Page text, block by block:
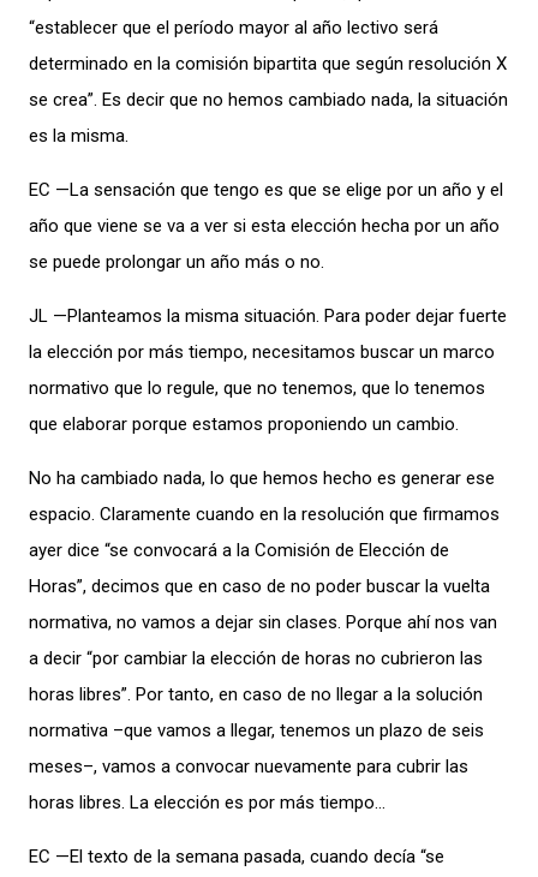
“establecer que el período mayor al año lectivo será
determinado en la comisión bipartita que según resolución X
se crea”. Es decir que no hemos cambiado nada, la situación
es la misma.
EC —La sensación que tengo es que se elige por un año y el
año que viene se va a ver si esta elección hecha por un año
se puede prolongar un año más o no.
JL —Planteamos la misma situación. Para poder dejar fuerte
la elección por más tiempo, necesitamos buscar un marco
normativo que lo regule, que no tenemos, que lo tenemos
que elaborar porque estamos proponiendo un cambio.
No ha cambiado nada, lo que hemos hecho es generar ese
espacio. Claramente cuando en la resolución que firmamos
ayer dice “se convocará a la Comisión de Elección de
Horas”, decimos que en caso de no poder buscar la vuelta
normativa, no vamos a dejar sin clases. Porque ahí nos van
a decir “por cambiar la elección de horas no cubrieron las
horas libres”. Por tanto, en caso de no llegar a la solución
normativa –que vamos a llegar, tenemos un plazo de seis
meses–, vamos a convocar nuevamente para cubrir las
horas libres. La elección es por más tiempo…
EC —El texto de la semana pasada, cuando decía “se